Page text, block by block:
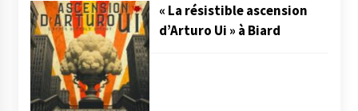
« La résistible ascension
d’Arturo Ui » à Biard